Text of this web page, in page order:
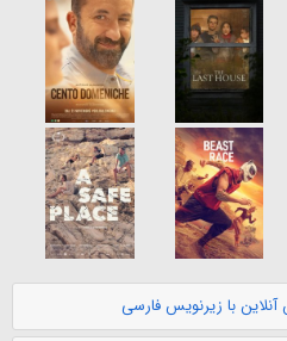
با زیرنویس فارسی